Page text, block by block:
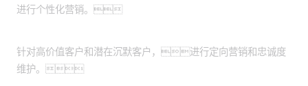
进行个性化营销。
针对高价值客户和潜在沉默客户，进行定向营销和忠诚度
维护。